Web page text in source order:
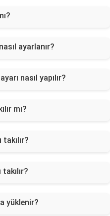
ayarlanır?
nasıl yapılır?
mı?
yüklenir?